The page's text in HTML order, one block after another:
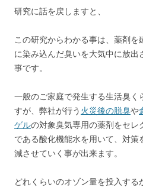
研究に話を戻しますと、
この研究からわかる事は、薬剤
に染み込んだ臭いを大気中に放出
事です。
一般のご家庭で発生する生活臭
すが、弊社が行う 火災後の脱臭や
ゲルの対象臭気専用の薬剤をセ
である酸化機能水を用いて、対
減させていく事が出来ます。
どれくらいのオゾン量を投入す